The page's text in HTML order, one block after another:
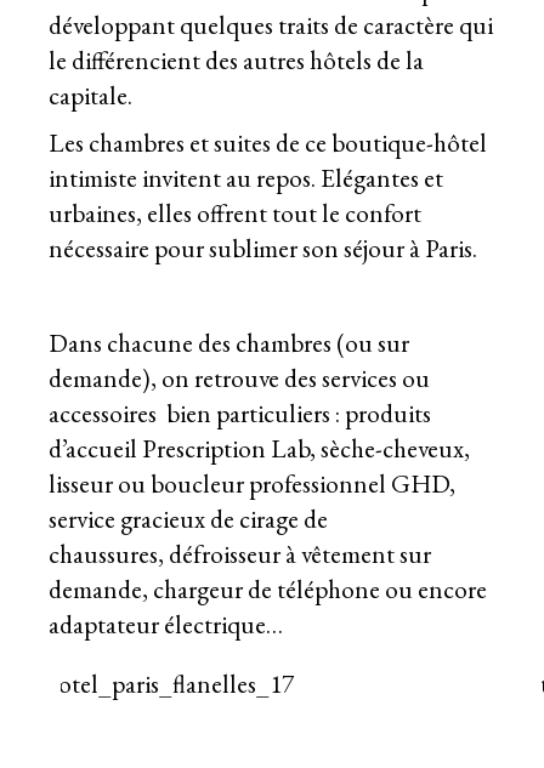
développant quelques traits de caractère qui
le différencient des autres hôtels de la
capitale.
Les chambres et suites de ce boutique-hôtel
intimiste invitent au repos. Elégantes et
urbaines, elles offrent tout le confort
nécessaire pour sublimer son séjour à Paris.
Dans chacune des chambres (ou sur
demande), on retrouve des services ou
accessoires bien particuliers : produits
d’accueil Prescription Lab, sèche-cheveux,
lisseur ou boucleur professionnel GHD,
service gracieux de cirage de
chaussures, défroisseur à vêtement sur
demande, chargeur de téléphone ou encore
adaptateur électrique…